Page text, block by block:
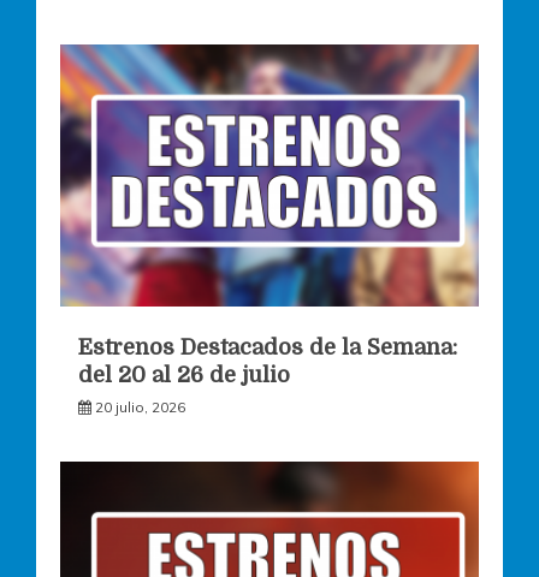
Estrenos Destacados de la Semana:
del 20 al 26 de julio
20 julio, 2026